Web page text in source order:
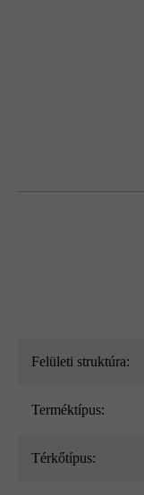
Felületi struktúra:
Terméktípus:
Térkőtípus: